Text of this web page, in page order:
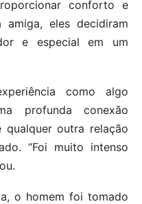
conforto e
eles decidiram
e especial em um
como algo
profunda conexão
qualquer outra relação
“Foi muito intenso
o homem foi tomado